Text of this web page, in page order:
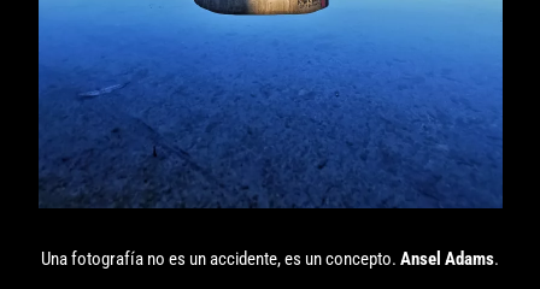
Una fotografía no es un accidente, es un concepto. Ansel Adams.